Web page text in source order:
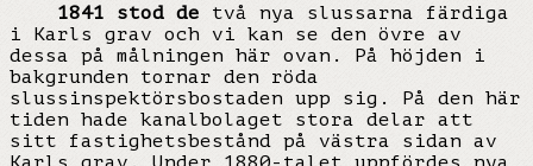
1841 stod de två nya slussarna färdiga
i Karls grav och vi kan se den övre av
dessa på målningen här ovan. På höjden i
bakgrunden tornar den röda
slussinspektörsbostaden upp sig. På den här
tiden hade kanalbolaget stora delar att
sitt fastighetsbestånd på västra sidan av